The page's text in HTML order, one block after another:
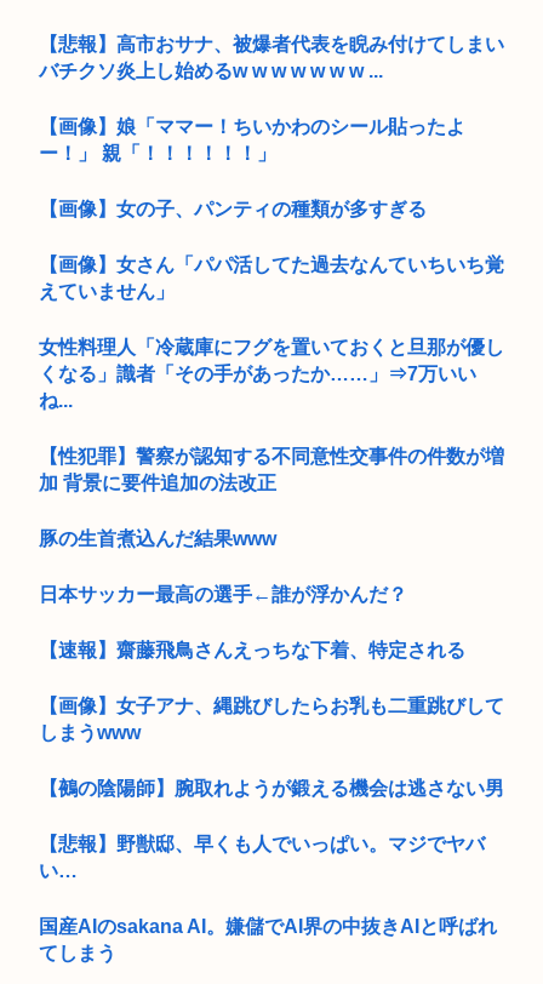
【悲報】高市おサナ、被爆者代表を睨み付けてしまい
バチクソ炎上し始めるw w w w w w w ...
【画像】娘「ママー！ちいかわのシール貼ったよ
ー！」 親「！！！！！！」
【画像】女の子、パンティの種類が多すぎる
【画像】女さん「パパ活してた過去なんていちいち覚
えていません」
女性料理人「冷蔵庫にフグを置いておくと旦那が優し
くなる」識者「その手があったか……」⇒7万いい
ね...
【性犯罪】警察が認知する不同意性交事件の件数が増
加 背景に要件追加の法改正
豚の生首煮込んだ結果www
日本サッカー最高の選手←誰が浮かんだ？
【速報】齋藤飛鳥さんえっちな下着、特定される
【画像】女子アナ、縄跳びしたらお乳も二重跳びして
しまうwww
【鵺の陰陽師】腕取れようが鍛える機会は逃さない男
【悲報】野獣邸、早くも人でいっぱい。マジでヤバ
い…
国産AIのsakana AI。嫌儲でAI界の中抜きAIと呼ばれ
てしまう